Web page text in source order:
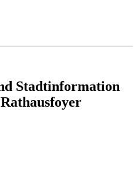
Stadtinformation